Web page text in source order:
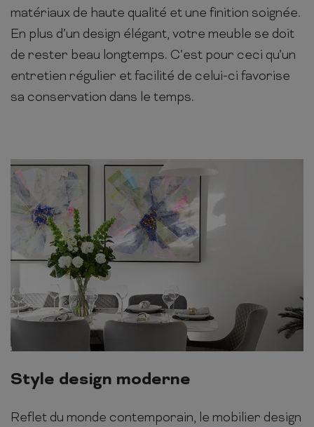
matériaux de haute qualité et une finition soignée.
En plus d’un design élégant, votre meuble se doit
de rester beau longtemps. C’est pour ceci qu’un
entretien régulier et facilité de celui-ci favorise
sa conservation dans le temps.
Style design moderne
Reflet du monde contemporain, le mobilier design